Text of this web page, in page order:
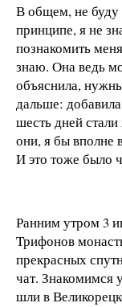
В общем, не буду
принципе, я не
познакомить
знаю. Она ведь
объяснила,
дальше:
шесть дней
они, я бы вполне
И это тоже было
Ранним утром 3
Трифонов
прекрасных
чат. Знакомимся
шли в